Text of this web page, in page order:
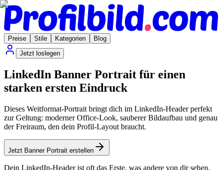
Preise Stile Kategorien
Blog
Jetzt loslegen
LinkedIn Banner Portrait für einen
starken ersten Eindruck
Dieses Weitformat-Portrait bringt dich im LinkedIn-Header perfekt
zur Geltung: moderner Office-Look, sauberer Bildaufbau und genau
der Freiraum, den dein Profil-Layout braucht.
Jetzt Banner Portrait erstellen
Dein LinkedIn-Header ist oft das Erste, was andere von dir sehen.